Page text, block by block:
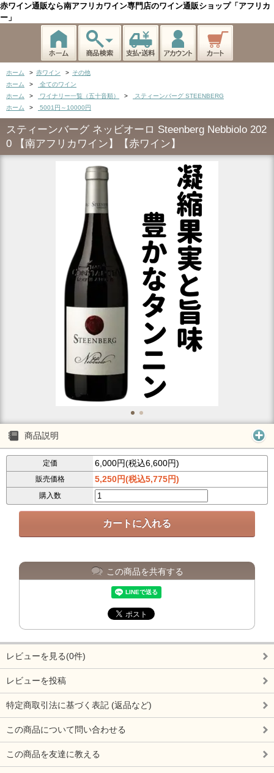
赤ワイン通販なら南アフリカワイン専門店のワイン通販ショップ「アフリカ
ー」
ホーム > 赤ワイン > その他
ホーム
>
全てのワイン
ホーム
> ワイナリー一覧（五十音順） >
スティーンバーグ STEENBERG
ホーム
> 5001円～10000円
スティーンバーグ ネッビオーロ Steenberg Nebbiolo 202
0 【南アフリカワイン】【赤ワイン】
商品説明
定価 6,000円(税込6,600円)
販売価格 5,250円(税込5,775円)
購入数
この商品を共有する
レビューを見る(0件)
レビューを投稿
特定商取引法に基づく表記 (返品など)
この商品について問い合わせる
この商品を友達に教える